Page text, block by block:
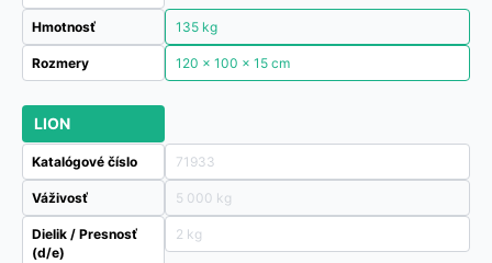
Hmotnosť 135 kg
Rozmery 120 × 100 × 15 cm
LION
Katalógové číslo 71933
Váživosť 5 000 kg
Dielik / Presnosť
(d/e)
2 kg